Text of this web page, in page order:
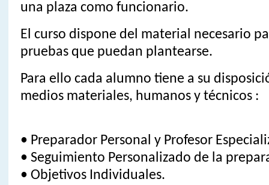
una plaza como funcionario.
El curso dispone del material necesario
pruebas que puedan plantearse.
Para ello cada alumno tiene a su
medios materiales, humanos y técnicos :
• Preparador Personal y Profesor
• Seguimiento Personalizado de la
• Objetivos Individuales.